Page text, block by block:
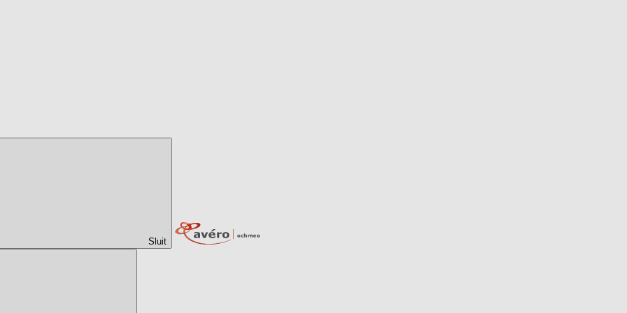
Sluit